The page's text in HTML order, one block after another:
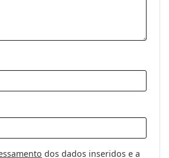
dos dados inseridos e a